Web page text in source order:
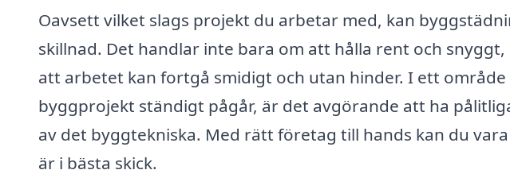
Oavsett vilket slags projekt du arbetar med, kan
skillnad. Det handlar inte bara om att hålla rent och
att arbetet kan fortgå smidigt och utan hinder. I ett område
byggprojekt ständigt pågår, är det avgörande att ha
av det byggtekniska. Med rätt företag till hands kan du
är i bästa skick.